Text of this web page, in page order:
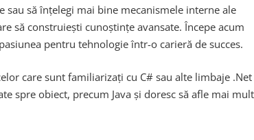
să înțelegi mai bine mecanismele interne ale
să construiești cunoștințe avansate. Începe acum
pentru tehnologie într-o carieră de succes.
care sunt familiarizați cu C# sau alte limbaje .Net
spre obiect, precum Java și doresc să afle mai